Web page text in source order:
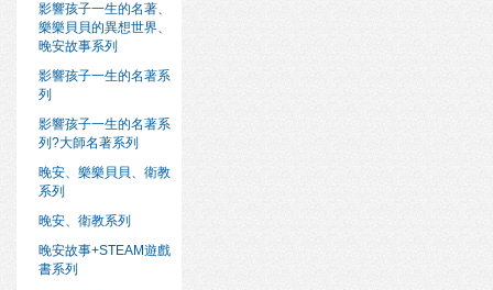
影響孩子一生的名著、
樂樂貝貝的異想世界、
晚安故事系列
影響孩子一生的名著系
列
影響孩子一生的名著系
列?大師名著系列
晚安、樂樂貝貝、衛教
系列
晚安、衛教系列
晚安故事+STEAM遊戲
書系列